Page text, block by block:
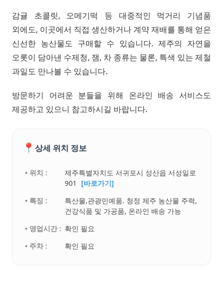
감귤 초콜릿, 오메기떡 등 대중적인 먹거리 기념품
외에도, 이곳에서 직접 생산하거나 계약 재배를 통해 얻은
신선한 농산물도 구매할 수 있습니다. 제주의 자연을
오롯이 담아낸 수제청, 잼, 차 종류는 물론, 특색 있는 제철
과일도 만나볼 수 있습니다.
방문하기 어려운 분들을 위해 온라인 배송 서비스도
제공하고 있으니 참고하시길 바랍니다.
📍 상세 위치 정보
• 위치 :
제주특별자치도 서귀포시 성산읍 서성일로
901
[바로가기]
• 특징 :
특산물,관광민예품. 청정 제주 농산물 주력,
건강식품 및 가공품, 온라인 배송 가능
• 영업시간 : 확인 필요
• 주차 :
확인 필요